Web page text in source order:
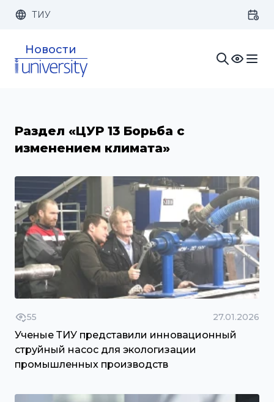
Изображения:
ТИУ
Новости
Раздел «ЦУР 13 Борьба с
изменением климата»
55 27.01.2026
Ученые ТИУ представили инновационный
струйный насос для экологизации
промышленных производств